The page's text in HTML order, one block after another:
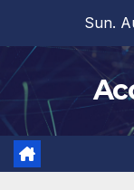
content
Sun.